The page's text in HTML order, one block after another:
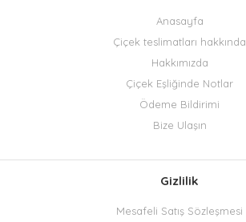
Anasayfa
Çiçek teslimatları hakkında
Hakkımızda
Çiçek Eşliğinde Notlar
Ödeme Bildirimi
Bize Ulaşın
Gizlilik
Mesafeli Satış Sözleşmesi